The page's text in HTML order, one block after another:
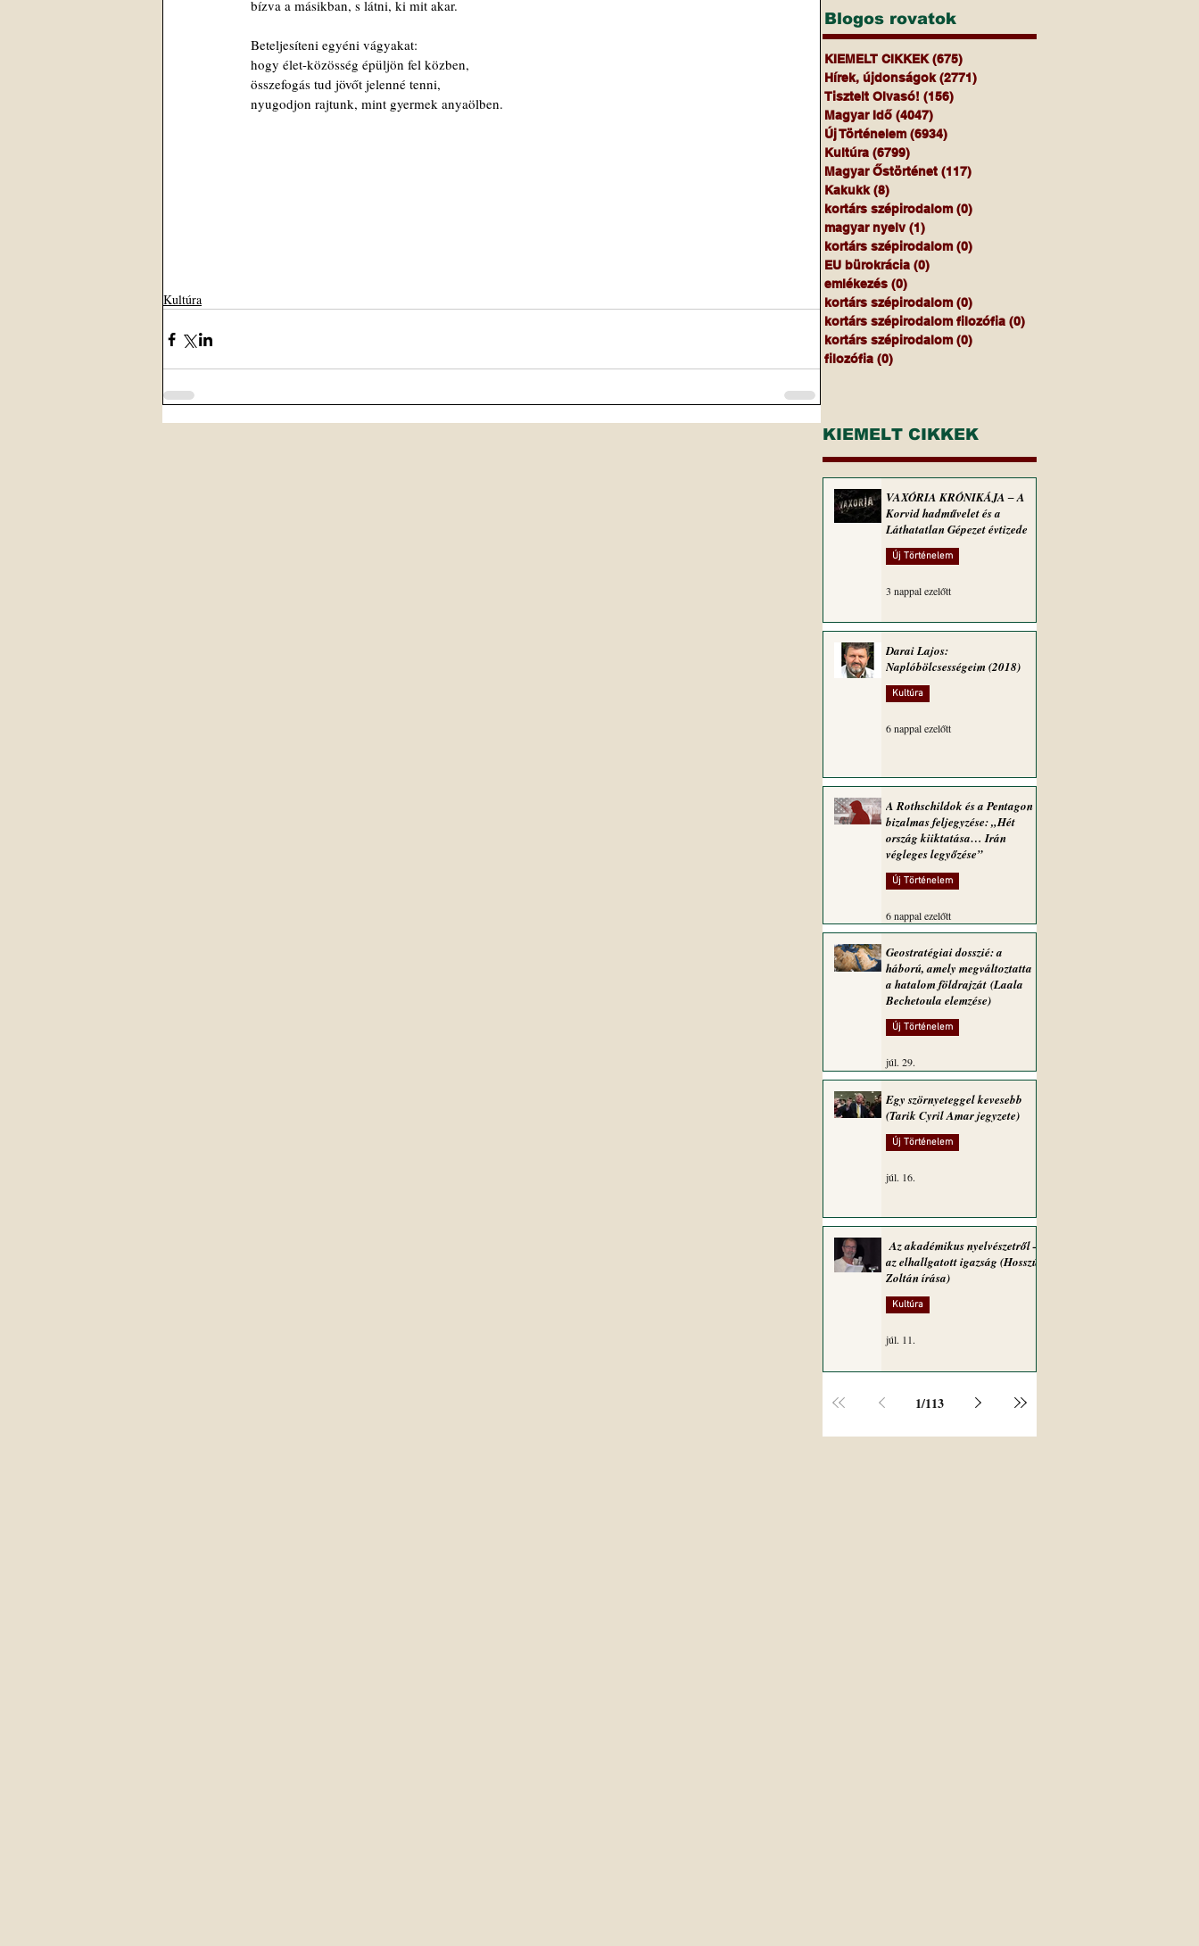
bízva a másikban, s látni, ki mit akar.
Beteljesíteni egyéni vágyakat:
hogy élet-közösség épüljön fel közben,
összefogás tud jövőt jelenné tenni,
nyugodjon rajtunk, mint gyermek anyaölben.
Kultúra
Blogos rovatok
KIEMELT CIKKEK (675)
Hírek, újdonságok (2771)
Tisztelt Olvasó! (156)
Magyar Idő (4047)
Új Történelem (6934)
Kultúra (6799)
Magyar Őstörténet (117)
Kakukk (8)
kortárs szépirodalom (0)
magyar nyelv (1)
kortárs szépirodalom (0)
EU bürokrácia (0)
emlékezés (0)
kortárs szépirodalom (0)
kortárs szépirodalom filozófia (0)
kortárs szépirodalom (0)
filozófia (0)
KIEMELT CIKKEK
VAXÓRIA KRÓNIKÁJA ‒ A
Korvid hadművelet és a
Láthatatlan Gépezet évtizede
Új Történelem
3 nappal ezelőtt
Darai Lajos:
Naplóbölcsességeim (2018)
Kultúra
6 nappal ezelőtt
A Rothschildok és a Pentagon
bizalmas feljegyzése: „Hét
ország kiiktatása… Irán
végleges legyőzése”
Új Történelem
6 nappal ezelőtt
Geostratégiai dosszié: a
háború, amely megváltoztatta
a hatalom földrajzát (Laala
Bechetoula elemzése)
Új Történelem
júl. 29.
Egy szörnyeteggel kevesebb
(Tarik Cyril Amar jegyzete)
Új Történelem
júl. 16.
Az akadémikus nyelvészetről –
az elhallgatott igazság (Hosszú
Zoltán írása)
Kultúra
júl. 11.
1/113